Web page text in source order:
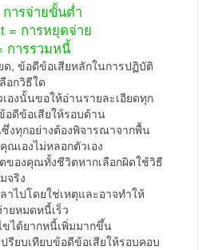
การจ่ายขั้นต่ำ
= การหยุดจ่าย
การรวมหนี้
ด, ข้อดีข้อเสียหลักในการปฏิบัติ
อกวิธีใด
องนั้นขอให้อ่านรายละเอียดทุก
ดีข้อเสียให้รอบด้าน
งทุกอย่างต้องพิจารณาจากพื้น
เองไม่หลอกตัวเอง
ของคุณทั้งชีวิตหากเลือกผิดใช้วิธี
จริง
าไปโดยใช่เหตุและอาจทำให้
ยหมดหนี้เร็ว
ได้ยากหนี้เพิ่มมากขึ้น
ยบเทียบข้อดีข้อเสียให้รอบคอบ